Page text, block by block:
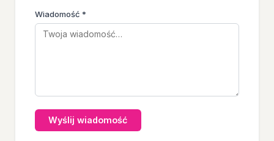
Wiadomość *
Wyślij wiadomość